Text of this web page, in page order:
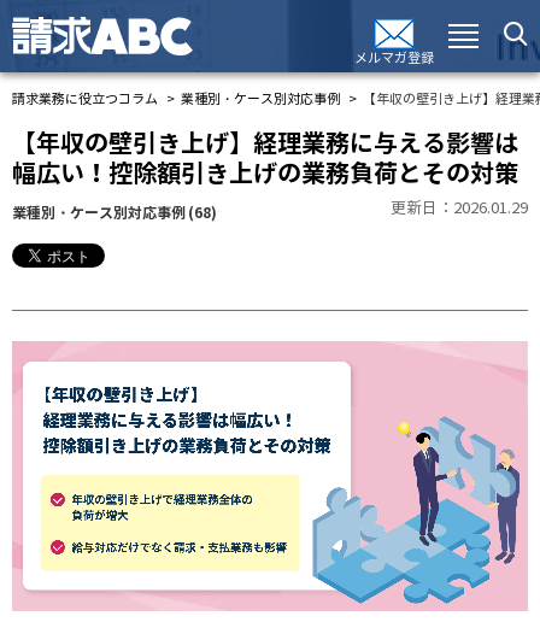
メルマガ登録
請求業務に役立つコラム 業種別・ケース別対応事例 【年収の壁引き上げ】経理
【年収の壁引き上げ】経理業務に与える影響は
幅広い！控除額引き上げの業務負荷とその対策
業種別・ケース別対応事例 (68) 更新日：2026.01.29